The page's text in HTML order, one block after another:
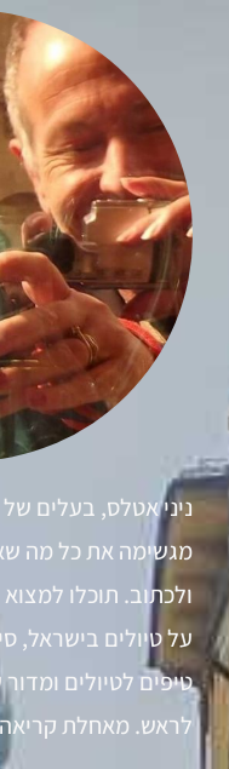
ניני אטלס, בעלים
מגשימה את כל מה
ולכתוב. תוכלו
על טיולים בישראל,
טיפים לטיולים
לראש. מאחלת